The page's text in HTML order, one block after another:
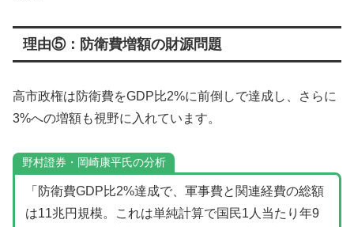
理由⑤：防衛費増額の財源問題
高市政権は防衛費をGDP比2%に前倒しで達成し、さらに
3%への増額も視野に入れています。
野村證券・岡崎康平氏の分析
「防衛費GDP比2%達成で、軍事費と関連経費の総額
は11兆円規模。これは単純計算で国民1人当たり年9